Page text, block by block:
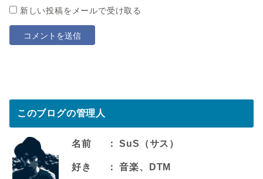
新しい投稿をメールで受け取る
このブログの管理人
名前 ： SuS（サス）
好き ： 音楽、DTM